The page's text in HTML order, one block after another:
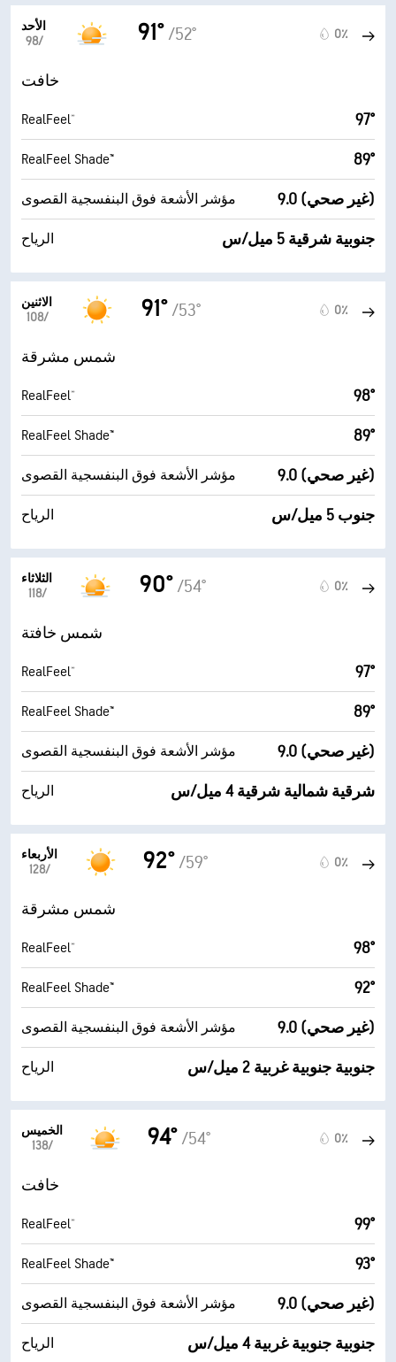
الأحد
9‏/‏8
91° /52° 0٪
خافت
RealFeel® 97°
RealFeel Shade™ 89°
مؤشر الأشعة فوق البنفسجية القصوى 9.0 (غير صحي)
الرياح جنوبية شرقية 5 ميل/س
الاثنين
10‏/‏8
91° /53° 0٪
شمس مشرقة
RealFeel® 98°
RealFeel Shade™ 89°
مؤشر الأشعة فوق البنفسجية القصوى 9.0 (غير صحي)
الرياح جنوب 5 ميل/س
الثلاثاء
11‏/‏8
90° /54° 0٪
شمس خافتة
RealFeel® 97°
RealFeel Shade™ 89°
مؤشر الأشعة فوق البنفسجية القصوى 9.0 (غير صحي)
الرياح شرقية شمالية شرقية 4 ميل/س
الأربعاء
12‏/‏8
92° /59° 0٪
شمس مشرقة
RealFeel® 98°
RealFeel Shade™ 92°
مؤشر الأشعة فوق البنفسجية القصوى 9.0 (غير صحي)
الرياح جنوبية جنوبية غربية 2 ميل/س
الخميس
13‏/‏8
94° /54° 0٪
خافت
RealFeel® 99°
RealFeel Shade™ 93°
مؤشر الأشعة فوق البنفسجية القصوى 9.0 (غير صحي)
الرياح جنوبية جنوبية غربية 4 ميل/س